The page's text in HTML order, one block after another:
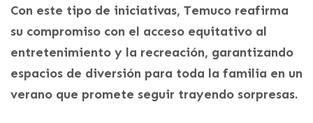
Con este tipo de iniciativas, Temuco reafirma
su compromiso con el acceso equitativo al
entretenimiento y la recreación, garantizando
espacios de diversión para toda la familia en un
verano que promete seguir trayendo sorpresas.